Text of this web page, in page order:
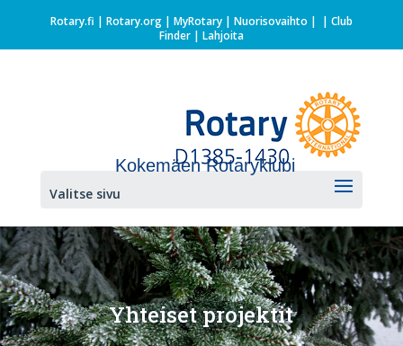
Rotary.fi | Rotary.org| MyRotary | Nuorisovaihto | | Club
Finder| Lahjoita
Kokemäen Rotaryklubi
Valitse sivu
Yhteiset projektit